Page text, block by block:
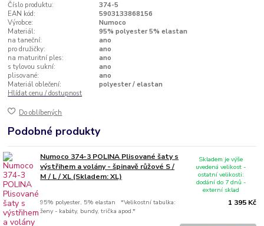
Číslo produktu:
374-5
EAN kód:
5903133868156
Výrobce:
Numoco
Materiál:
95% polyester 5% elastan
na taneční:
ano
pro družičky:
ano
na maturitní ples:
ano
s tylovou sukní:
ano
plisované:
ano
Materiál oblečení:
polyester / elastan
Hlídat cenu / dostupnost
Do oblíbených
Podobné produkty
Numoco 374-3 POLINA Plisované šaty s
výstřihem a volány - špinavě růžové S /
M / L / XL (Skladem: XL)
95% polyester, 5% elastan *Velikostní tabulka:
ženy - kabáty, bundy, trička apod.*
1 395 Kč
Skladem je výše
uvedená velikost -
ostatní velikosti:
dodání do 7 dnů -
externí sklad